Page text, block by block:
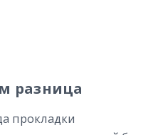
разница
прокладки